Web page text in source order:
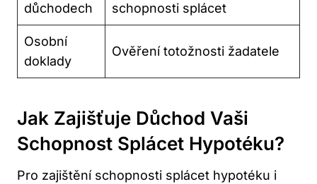
důchodech
schopnosti splácet
Osobní
doklady
Ověření totožnosti žadatele
Jak Zajišťuje Důchod Vaši
Schopnost Splácet Hypotéku?
Pro zajištění schopnosti splácet hypotéku i